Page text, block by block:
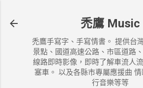
禿鷹 Music
禿鷹手寫字、手寫情書。 提供台
景點、國道高速公路、市區道路
線路即時影像，即時了解車流人
塞車。 以及各縣市專屬應援曲
行音樂等等